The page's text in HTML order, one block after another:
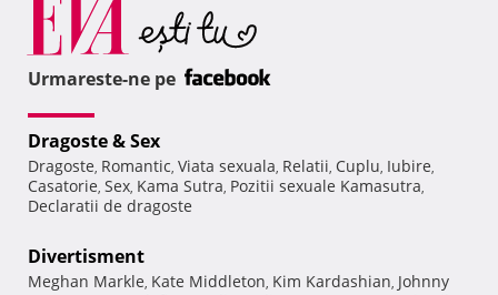
Urmareste-ne pe
Dragoste & Sex
Dragoste, Romantic, Viata sexuala, Relatii, Cuplu, Iubire,
Casatorie, Sex, Kama Sutra, Pozitii sexuale Kamasutra,
Declaratii de dragoste
Divertisment
Meghan Markle, Kate Middleton, Kim Kardashian, Johnny